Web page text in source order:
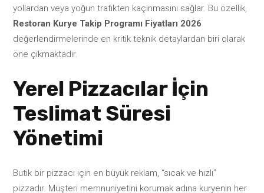
yollardan veya yoğun trafikten kaçınmasını sağlar. Bu özellik,
Restoran Kurye Takip Programı Fiyatları 2026
değerlendirmelerinde en kritik teknik detaylardan biri olarak
öne çıkmaktadır.
Yerel Pizzacılar İçin
Teslimat Süresi
Yönetimi
Butik bir pizzacı için en büyük reklam, “sıcak ve hızlı”
pizzadır. Müşteri memnuniyetini korumak adına kuryenin her